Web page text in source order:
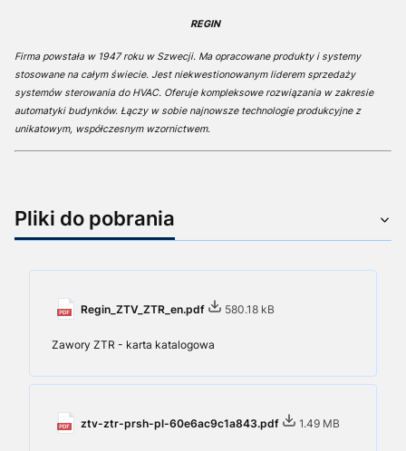
REGIN
Firma powstała w 1947 roku w Szwecji. Ma opracowane produkty i systemy
stosowane na całym świecie. Jest niekwestionowanym liderem sprzedaży
systemów sterowania do HVAC. Oferuje kompleksowe rozwiązania w zakresie
automatyki budynków. Łączy w sobie najnowsze technologie produkcyjne z
unikatowym, współczesnym wzornictwem.
Pliki do pobrania
Regin_ZTV_ZTR_en.pdf 580.18 kB
Zawory ZTR - karta katalogowa
ztv-ztr-prsh-pl-60e6ac9c1a843.pdf 1.49 MB